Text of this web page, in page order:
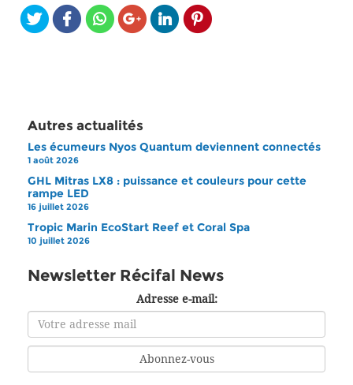
Autres actualités
Les écumeurs Nyos Quantum deviennent connectés
1 août 2026
GHL Mitras LX8 : puissance et couleurs pour cette
rampe LED
16 juillet 2026
Tropic Marin EcoStart Reef et Coral Spa
10 juillet 2026
Newsletter Récifal News
Adresse e-mail: